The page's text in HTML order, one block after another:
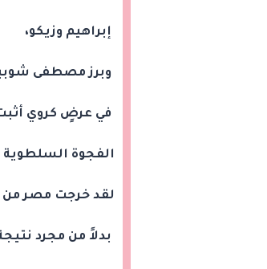
إبراهيم وزيكو،
وبرز مصطفى
في عرضٍ كروي أثبت
الفجوة السلطوية
لقد خرجت مصر من مونديال 2026،
بدلاً من مجرد